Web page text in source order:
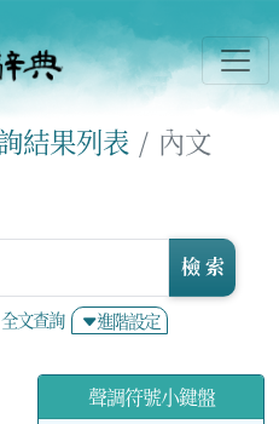
結果列表 內文
全文查詢 進階設定
檢 索
聲調符號小鍵盤